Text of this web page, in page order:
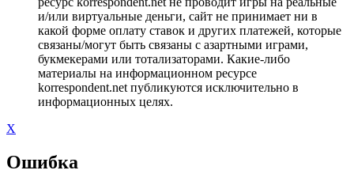
и/или виртуальные деньги, сайт не принимает ни в
какой форме оплату ставок и других платежей, которые
связаны/могут быть связаны с азартными играми,
букмекерами или тотализаторами. Какие-либо
материалы на информационном ресурсе
korrespondent.net публикуются исключительно в
информационных целях.
X
Ошибка